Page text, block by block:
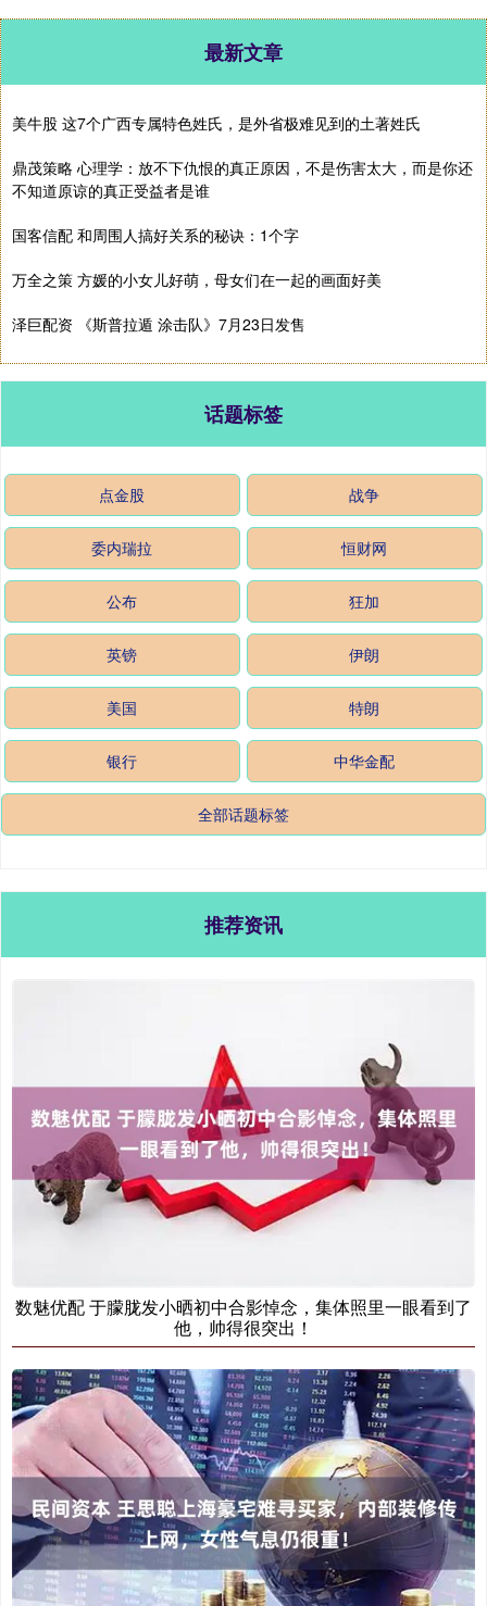
最新文章
美牛股 这7个广西专属特色姓氏，是外省极难见到的土著姓氏
鼎茂策略 心理学：放不下仇恨的真正原因，不是伤害太大，而是你还
不知道原谅的真正受益者是谁
国客信配 和周围人搞好关系的秘诀：1个字
万全之策 方媛的小女儿好萌，母女们在一起的画面好美
泽巨配资 《斯普拉遁 涂击队》7月23日发售
话题标签
点金股 战争
委内瑞拉 恒财网
公布 狂加
英镑 伊朗
美国 特朗
银行 中华金配
全部话题标签
推荐资讯
数魅优配 于朦胧发小晒初中合影悼念，集体照里一眼看到了
他，帅得很突出！